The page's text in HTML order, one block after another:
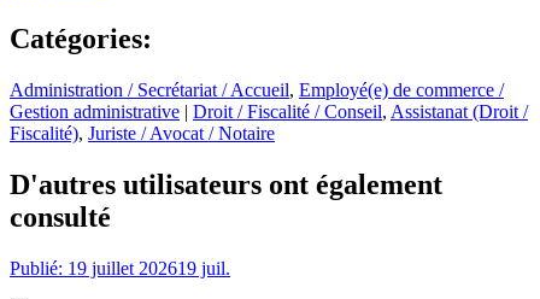
Catégories:
Administration / Secrétariat / Accueil, Employé(e) de commerce /
Gestion administrative | Droit / Fiscalité / Conseil, Assistanat (Droit /
Fiscalité), Juriste / Avocat / Notaire
D'autres utilisateurs ont également
consulté
Publié: 19 juillet 202619 juil.